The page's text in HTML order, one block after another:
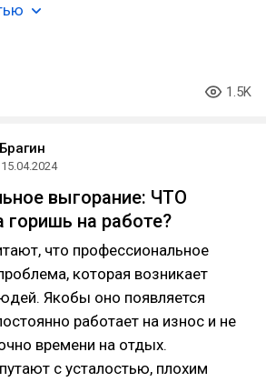
1.5K
15.04.2024
выгорание: ЧТО
на работе?
что профессиональное
которая возникает
Якобы оно появляется
работает на износ и не
времени на отдых.
с усталостью, плохим